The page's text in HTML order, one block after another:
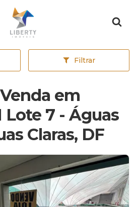
Página inicial
Filtrar
em
Lote 7 - Águas
Claras, DF